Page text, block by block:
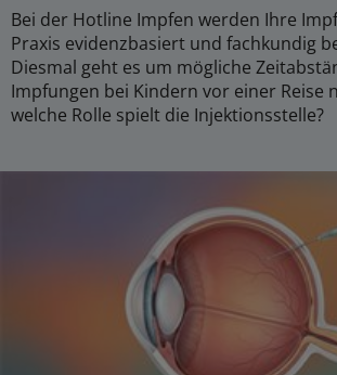
Bei der Hotline Impfen werden Ihre
Praxis evidenzbasiert und fachkundig
Diesmal geht es um mögliche
Impfungen bei Kindern vor einer Reise
welche Rolle spielt die Injektionsstelle?